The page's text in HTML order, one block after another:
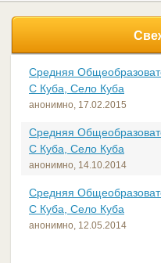
Средняя
С Куба, Село Куба
анонимно, 17.02.2015
Средняя
С Куба, Село Куба
анонимно, 14.10.2014
Средняя
С Куба, Село Куба
анонимно, 12.05.2014